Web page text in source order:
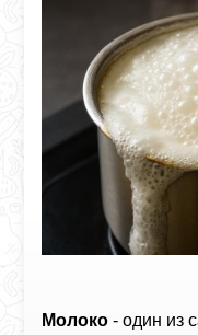
Молоко - один из